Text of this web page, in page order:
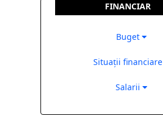
FINANCIAR
Buget
Situații financiare
Salarii